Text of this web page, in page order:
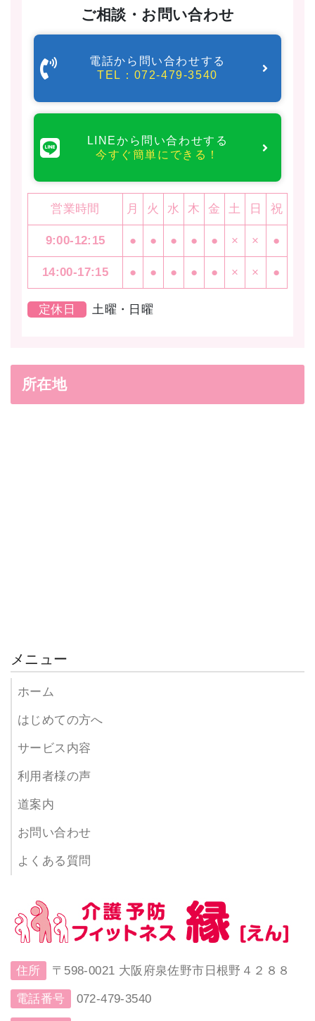
ご相談・お問い合わせ
電話から問い合わせする
TEL：072-479-3540
LINEから問い合わせする
今すぐ簡単にできる！
営業時間 月 火 水 木 金 土 日 祝
9:00-12:15 ● ● ● ● ● × × ●
14:00-17:15 ● ● ● ● ● × × ●
定休日 土曜・日曜
所在地
メニュー
ホーム
はじめての方へ
サービス内容
利用者様の声
道案内
お問い合わせ
よくある質問
住所 〒598-0021 大阪府泉佐野市日根野４２８８
電話番号 072-479-3540